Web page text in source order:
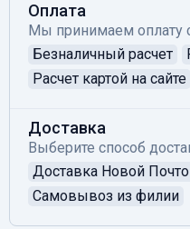
Оплата
Мы принимаем оплату
Безналичный расчет
Расчет картой на сайте
Доставка
Выберите способ
Доставка Новой
Самовывоз из филии